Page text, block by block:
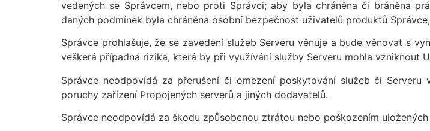
vedených se Správcem, nebo proti Správci; aby byla chráněna či bráněna
daných podmínek byla chráněna osobní bezpečnost uživatelů produktů
Správce prohlašuje, že se zavedení služeb Serveru věnuje a bude věnovat s
veškerá případná rizika, která by při využívání služby Serveru mohla vzniknout
Správce neodpovídá za přerušení či omezení poskytování služeb či
poruchy zařízení Propojených serverů a jiných dodavatelů.
Správce neodpovídá za škodu způsobenou ztrátou nebo poškozením